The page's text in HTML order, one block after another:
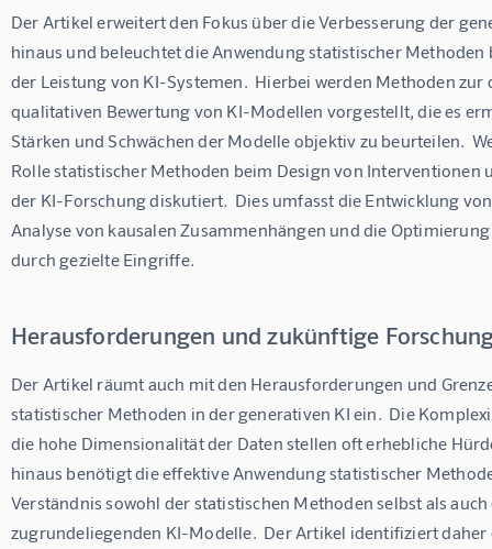
Der Artikel erweitert den Fokus über die Verbesserung der
hinaus und beleuchtet die Anwendung statistischer
der Leistung von KI-Systemen.  Hierbei werden Methoden
qualitativen Bewertung von KI-Modellen vorgestellt, die es
Stärken und Schwächen der Modelle objektiv zu beurteilen.
Rolle statistischer Methoden beim Design von Interventionen
der KI-Forschung diskutiert.  Dies umfasst die Entwicklung
Analyse von kausalen Zusammenhängen und die
durch gezielte Eingriffe.
Herausforderungen und zukünftige
Der Artikel räumt auch mit den Herausforderungen und
statistischer Methoden in der generativen KI ein.  Die
die hohe Dimensionalität der Daten stellen oft erhebliche
hinaus benötigt die effektive Anwendung statistischer
Verständnis sowohl der statistischen Methoden selbst als
zugrundeliegenden KI-Modelle.  Der Artikel identifiziert